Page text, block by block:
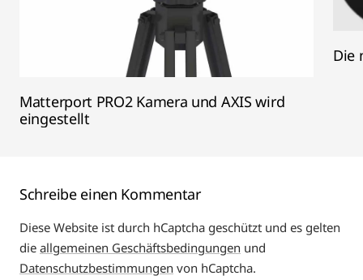
Matterport PRO2 Kamera und AXIS wird
eingestellt
Die
Schreibe einen Kommentar
Diese Website ist durch hCaptcha geschützt und es gelten
die allgemeinen Geschäftsbedingungen und
Datenschutzbestimmungen von hCaptcha.